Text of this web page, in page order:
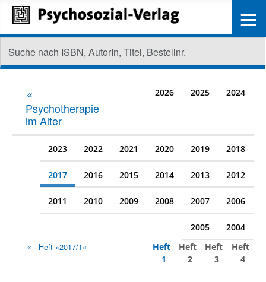
Psychotherapie
im Alter
2026 2025 2024
2023 2022 2021 2020 2019 2018
2017 2016 2015 2014 2013 2012
2011 2010 2009 2008 2007 2006
2005 2004
Heft »2017/1«
Heft
1
Heft
2
Heft
3
Heft
4
≡